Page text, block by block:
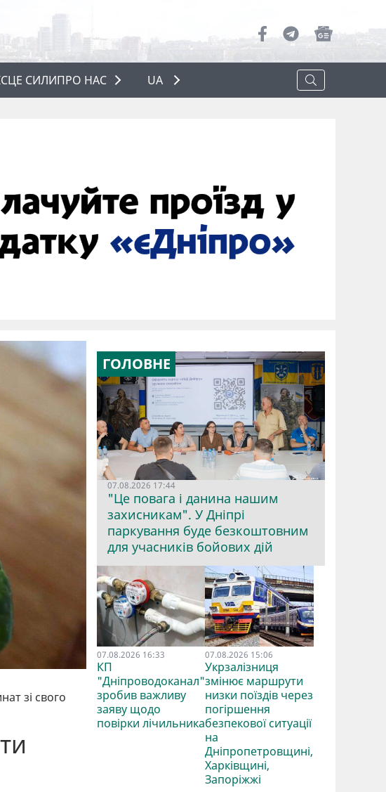
СИЛИПРО НАС
ПРО НАС
UA
зі свого
ГОЛОВНЕ
07.08.2026 17:44
"Це повага і данина нашим
захисникам". У Дніпрі
паркування буде безкоштовним
для учасників бойових дій
07.08.2026 16:33
КП
"Дніпроводоканал"
зробив важливу
заяву щодо
повірки лічильника
07.08.2026 15:06
Укрзалізниця
змінює маршрути
низки поїздів через
погіршення
безпекової ситуації
на
Дніпропетровщині,
Харківщині,
Запоріжжі